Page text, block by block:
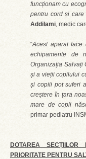
funcționam cu
pentru cord și
Addilami, medic
“Acest aparat face
echipamente de
Organizația Salvați
și a vieții copilului
și copiii pot suferi
creștere în țara
mare de copii
primar pediatru
DOTAREA
PRIORITATE PENTRU